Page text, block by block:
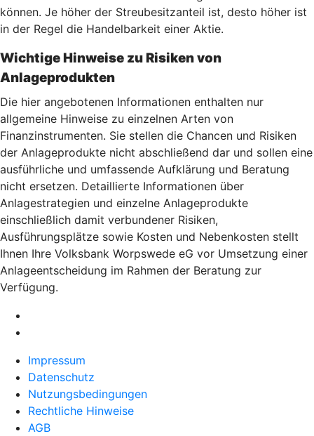
können. Je höher der Streubesitzanteil ist, desto höher ist
in der Regel die Handelbarkeit einer Aktie.
Wichtige Hinweise zu Risiken von
Anlageprodukten
Die hier angebotenen Informationen enthalten nur
allgemeine Hinweise zu einzelnen Arten von
Finanzinstrumenten. Sie stellen die Chancen und Risiken
der Anlageprodukte nicht abschließend dar und sollen eine
ausführliche und umfassende Aufklärung und Beratung
nicht ersetzen. Detaillierte Informationen über
Anlagestrategien und einzelne Anlageprodukte
einschließlich damit verbundener Risiken,
Ausführungsplätze sowie Kosten und Nebenkosten stellt
Ihnen Ihre Volksbank Worpswede eG vor Umsetzung einer
Anlageentscheidung im Rahmen der Beratung zur
Verfügung.
Impressum
Datenschutz
Nutzungsbedingungen
Rechtliche Hinweise
AGB